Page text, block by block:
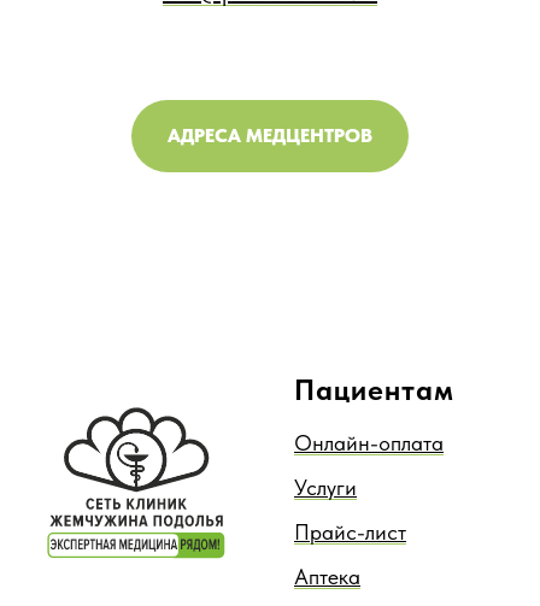
АДРЕСА МЕДЦЕНТРОВ
Пациентам
Онлайн-оплата
Услуги
Прайс-лист
Аптека